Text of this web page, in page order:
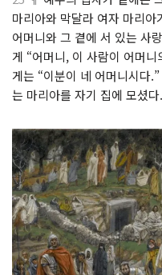
마리아와 막달라 여자 마리아
어머니와 그 곁에 서 있는 사
게 “어머니, 이 사람이 어머
게는 “이분이 네 어머니시다
는 마리아를 자기 집에 모셨다.